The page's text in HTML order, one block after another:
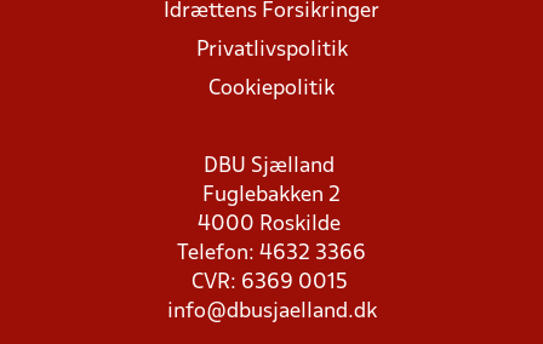
Idrættens Forsikringer
Privatlivspolitik
Cookiepolitik
DBU Sjælland
Fuglebakken 2
4000 Roskilde
Telefon: 4632 3366
CVR: 6369 0015
info@dbusjaelland.dk